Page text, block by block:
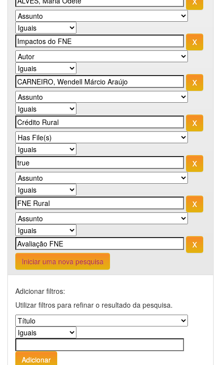
Iniciar uma nova pesquisa
Adicionar filtros:
Utilizar filtros para refinar o resultado da pesquisa.